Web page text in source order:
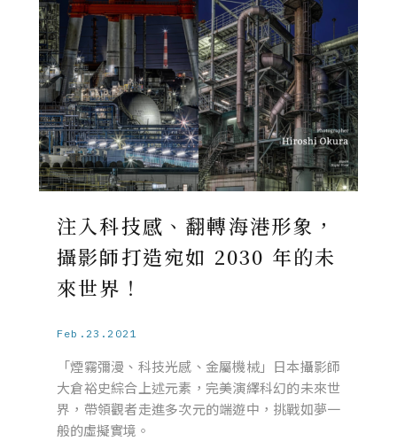
注入科技感、翻轉海港形象，
攝影師打造宛如 2030 年的未
來世界！
Feb.23.2021
「煙霧彌漫、科技光感、金屬機械」日本攝影師
大倉裕史綜合上述元素，完美演繹科幻的未來世
界，帶領觀者走進多次元的端遊中，挑戰如夢一
般的虛擬實境。